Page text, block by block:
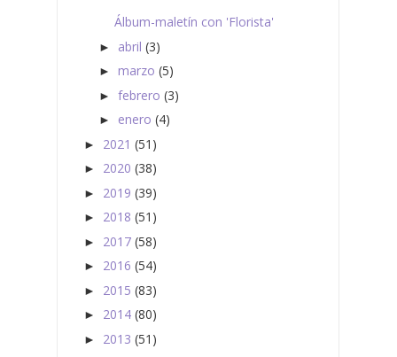
Álbum-maletín con 'Florista'
► abril (3)
► marzo (5)
► febrero (3)
► enero (4)
► 2021 (51)
► 2020 (38)
► 2019 (39)
► 2018 (51)
► 2017 (58)
► 2016 (54)
► 2015 (83)
► 2014 (80)
► 2013 (51)